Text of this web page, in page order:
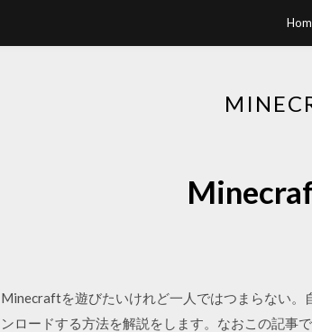
Minecraftを遊びたいけれど一人ではつまらない。
ンロードする方法を解説をします。なおこの記